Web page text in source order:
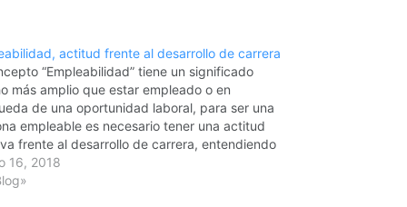
actitud frente al desarrollo de carrera
“Empleabilidad” tiene un significado
más amplio que estar empleado o en
de una oportunidad laboral, para ser una
empleable es necesario tener una actitud
frente al desarrollo de carrera, entendiendo
en un mercado laboral cada vez más
y que competimos ofreciendo…
16, 2018